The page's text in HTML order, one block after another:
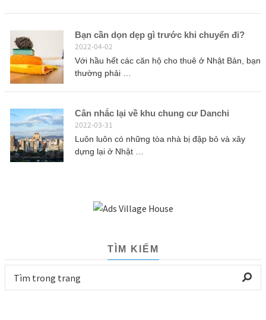
Bạn cần dọn dẹp gì trước khi chuyển đi?
2022-04-02
Với hầu hết các căn hộ cho thuê ở Nhật Bản, bạn
thường phải …
Cân nhắc lại về khu chung cư Danchi
2022-03-31
Luôn luôn có những tòa nhà bị đập bỏ và xây
dựng lại ở Nhật …
TÌM KIẾM